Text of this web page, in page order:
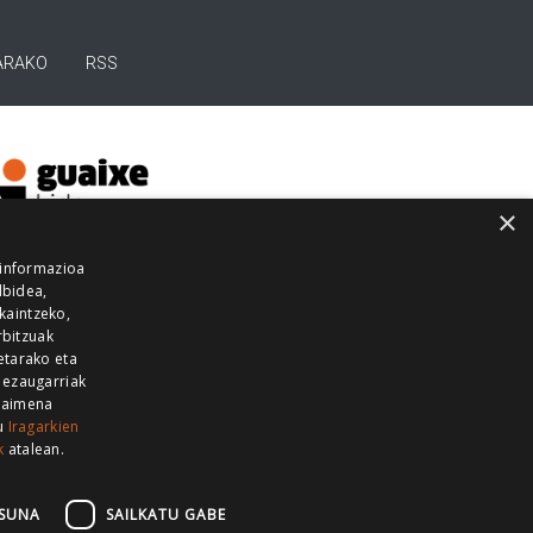
RSS
GUKA
GUKA ZUMAIA GUKA
×
eta
Iragarkien
atalean.
SAILKATU GABE